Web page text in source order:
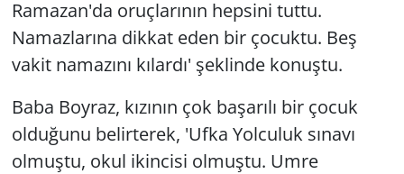
Ramazan'da oruçlarının hepsini tuttu.
Namazlarına dikkat eden bir çocuktu. Beş
vakit namazını kılardı' şeklinde konuştu.
Baba Boyraz, kızının çok başarılı bir çocuk
olduğunu belirterek, 'Ufka Yolculuk sınavı
olmuştu, okul ikincisi olmuştu. Umre